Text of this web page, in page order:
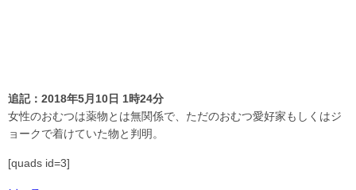
追記：2018年5月10日 1時24分
女性のおむつは薬物とは無関係で、ただのおむつ愛好家もしくはジ
ョークで着けていた物と判明。
[quads id=3]